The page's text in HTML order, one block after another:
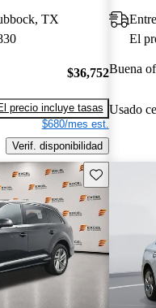
TX
$36,752
precio incluye tasas
$680/mes est.
Verif. disponibilidad
El
Buena
Usado
Guarda este